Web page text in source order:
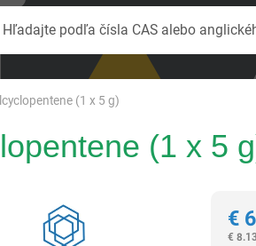
(1 x 5 g)
(1 x 5
€
€
Hľadajte podľa čísla CAS alebo